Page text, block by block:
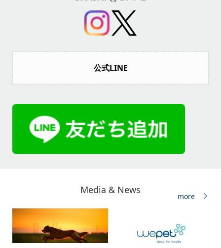
公式LINE
Media & News
more